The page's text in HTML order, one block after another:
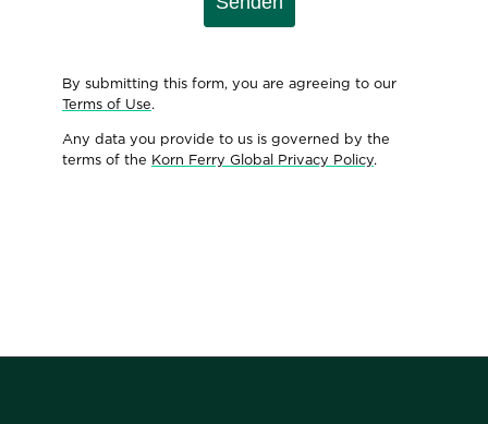
By submitting this form, you are agreeing to our
Terms of Use.
Any data you provide to us is governed by the
terms of the Korn Ferry Global Privacy Policy.